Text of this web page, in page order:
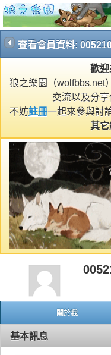
查看會員資料:
歡迎
狼之樂園（wolfbbs.net
交流以及分
不妨註冊一起來參與討
其
關於我
基本訊息